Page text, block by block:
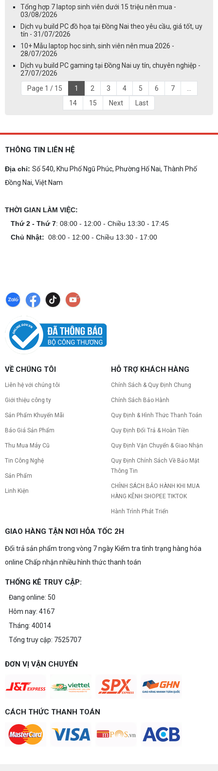
Tổng hợp 7 laptop sinh viên dưới 15 triệu nên mua -
03/08/2026
Dịch vụ build PC đồ họa tại Đồng Nai theo yêu cầu, giá tốt, uy
tín - 31/07/2026
10+ Mẫu laptop học sinh, sinh viên nên mua 2026 -
28/07/2026
Dịch vụ build PC gaming tại Đồng Nai uy tín, chuyên nghiệp -
27/07/2026
Page 1 / 15
1 2 3 4 5 6 7
14
15 Next Last
THÔNG TIN LIÊN HỆ
Địa chỉ: Số 540, Khu Phố Ngũ Phúc, Phường Hố Nai, Thành Phố
Đồng Nai, Việt Nam
THỜI GIAN LÀM VIỆC:
Thứ 2 - Thứ 7: 08:00 - 12:00 - Chiều 13:30 - 17:45
Chủ Nhật: 08:00 - 12:00 - Chiều 13:30 - 17:00
VỀ CHÚNG TÔI
Liên hệ với chúng tôi
Giới thiệu công ty
Sản Phẩm Khuyến Mãi
Báo Giá Sản Phẩm
Thu Mua Máy Cũ
Tin Công Nghệ
Sản Phẩm
Linh Kiện
HỖ TRỢ KHÁCH HÀNG
Chính Sách & Quy Định Chung
Chính Sách Bảo Hành
Quy Định & Hình Thức Thanh Toán
Quy Định Đổi Trả & Hoàn Tiền
Quy Định Vận Chuyển & Giao Nhận
Quy Định Chính Sách Về Bảo Mật
Thông Tin
CHÍNH SÁCH BẢO HÀNH KHI MUA
HÀNG KÊNH SHOPEE TIKTOK
Hành Trình Phát Triển
GIAO HÀNG TẬN NƠI HỎA TỐC 2H
Đổi trả sản phẩm trong vòng 7 ngày Kiểm tra tình trạng hàng hóa
online Chấp nhận nhiều hình thức thanh toán
THỐNG KÊ TRUY CẬP:
Đang online: 50
Hôm nay: 4167
Tháng: 40014
Tổng truy cập: 7525707
ĐƠN VỊ VẬN CHUYỂN
CÁCH THỨC THANH TOÁN